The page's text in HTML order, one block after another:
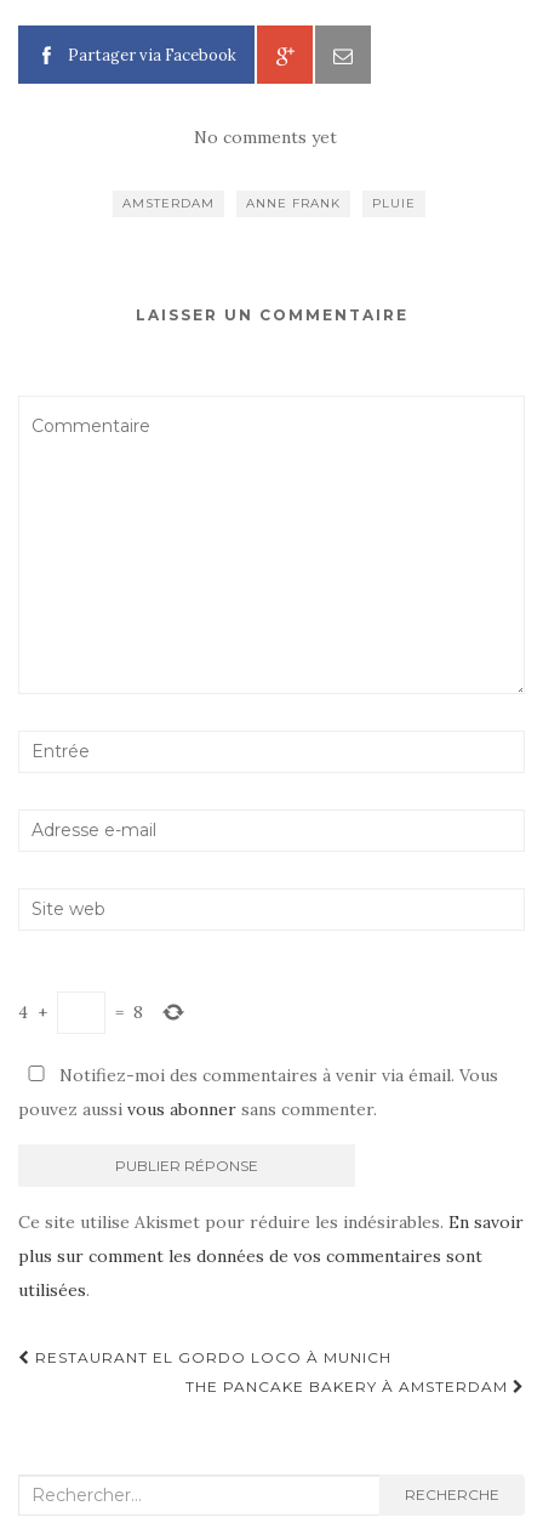
Partager via Facebook
No comments yet
AMSTERDAM ANNE FRANK PLUIE
LAISSER UN COMMENTAIRE
4 + = 8
Notifiez-moi des commentaires à venir via émail. Vous
pouvez aussi vous abonner sans commenter.
Ce site utilise Akismet pour réduire les indésirables. En savoir
plus sur comment les données de vos commentaires sont
utilisées.
Navigation d'article
RESTAURANT EL GORDO LOCO À MUNICH
THE PANCAKE BAKERY À AMSTERDAM
Recherche : RECHERCHE